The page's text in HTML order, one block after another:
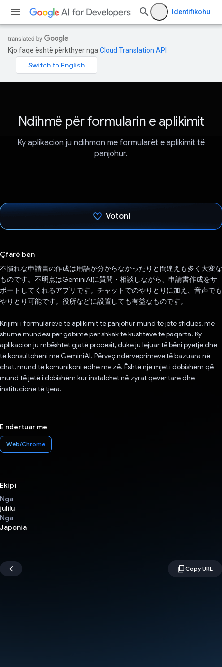
Identifikohu
Kjo faqe është përkthyer nga Cloud Translation API
Ndihmë për formularin e aplikimit
Ky aplikacion ju ndihmon me formularët e aplikimit të
panjohur.
Votoni
Çfarë bën
不慣れな申請書の作成は用語が分からなかったりと間違えも多く大変な
ものです。不明点はGeminiAIに質問・相談しながら、申請書作成をサ
ポートしてくれるアプリです。チャットでのやりとりに加え、音声でも
やりとり可能です。役所などに設置しても有益なものです。
Krijimi i formularëve të aplikimit të panjohur mund të jetë sfidues, me
shumë mundësi për gabime për shkak të kushteve të paqarta. Ky
aplikacion ju mbështet gjatë procesit, duke ju lejuar të bëni pyetje dhe
të konsultoheni me GeminiAI. Përveç ndërveprimeve të bazuara në
chat, mund të komunikoni edhe me zë. Është një mjet i dobishëm që
mund të jetë i dobishëm kur instalohet në zyrat qeveritare dhe
institucione të tjera.
E ndertuar me
Web/Chrome
Ekipi
Nga
julilu
Nga
Japonia